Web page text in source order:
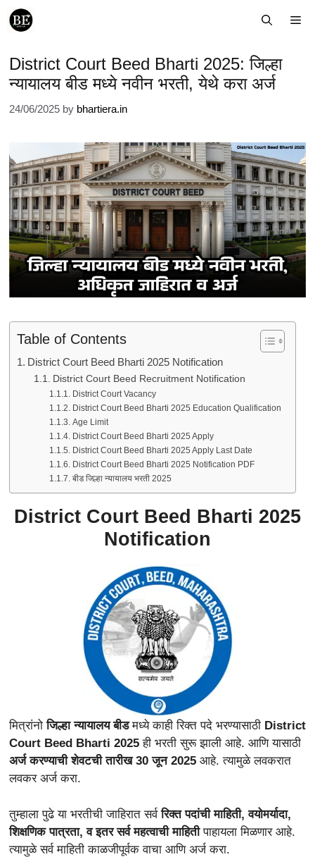
Skip
District Court Beed Bharti 2025: जिल्हा
न्यायालय बीड मध्ये नवीन भरती, येथे करा अर्ज
24/06/2025 by bhartiera.in
Table of Contents
District Court Beed Bharti 2025 Notification
District Court Beed Recruitment Notification
District Court Vacancy
District Court Beed Bharti 2025 Education Qualification
Age Limit
District Court Beed Bharti 2025 Apply
District Court Beed Bharti 2025 Apply Last Date
District Court Beed Bharti 2025 Notification PDF
बीड जिल्हा न्यायालय भरती 2025
District Court Beed Bharti 2025
Notification
मित्रांनो जिल्हा न्यायालय बीडमध्ये काही रिक्त पदे भरण्यासाठी District
Court Beed Bharti 2025 ही भरती सुरू झाली आहे. आणि यासाठी
अर्ज करण्याची शेवटची तारीख 30 जून 2025 आहे. त्यामुळे लवकरात
लवकर अर्ज करा.
तुम्हाला पुढे या भरतीची जाहिरात सर्वरिक्त पदांची माहिती, वयोमर्यादा,
शिक्षणिक पात्रता, व इतर सर्व महत्वाची माहितीपाहायला मिळणार आहे.
त्यामुळे सर्व माहिती काळजीपूर्वक वाचा आणि अर्ज करा.